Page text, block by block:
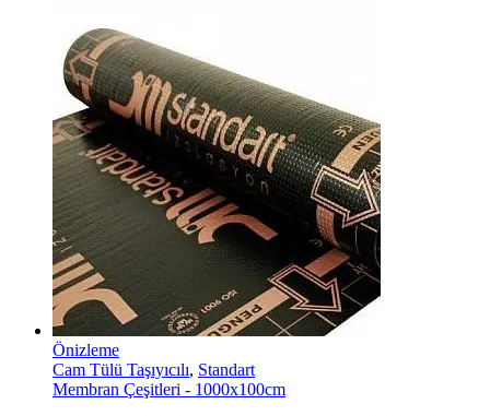
Önizleme
Cam Tülü Taşıyıcılı, Standart
Membran Çeşitleri - 1000x100cm